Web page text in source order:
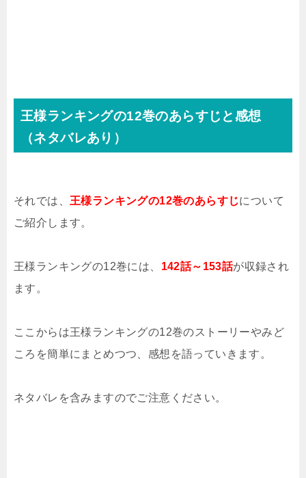
王様ランキングの12巻のあらすじと感想
（ネタバレあり）
それでは、 王様ランキングの12巻のあらすじについて
ご紹介します。
王様ランキングの12巻には、 142話～153話が収録され
ます。
ここからは王様ランキングの12巻のストーリーやみど
ころを簡単にまとめつつ、感想を語っていきます。
ネタバレを含みますのでご注意ください。